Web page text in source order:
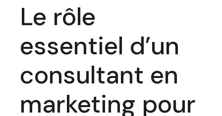
Le rôle
essentiel d’un
consultant en
marketing pour